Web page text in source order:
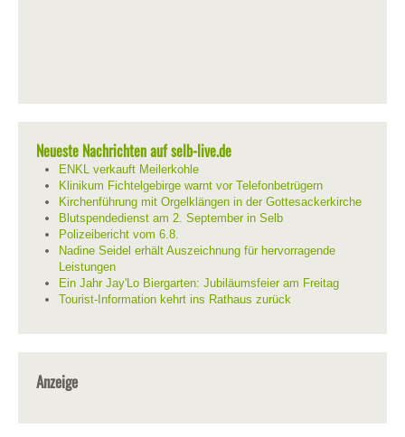
Neueste Nachrichten auf selb-live.de
ENKL verkauft Meilerkohle
Klinikum Fichtelgebirge warnt vor Telefonbetrügern
Kirchenführung mit Orgelklängen in der Gottesackerkirche
Blutspendedienst am 2. September in Selb
Polizeibericht vom 6.8.
Nadine Seidel erhält Auszeichnung für hervorragende
Leistungen
Ein Jahr Jay'Lo Biergarten: Jubiläumsfeier am Freitag
Tourist-Information kehrt ins Rathaus zurück
Anzeige